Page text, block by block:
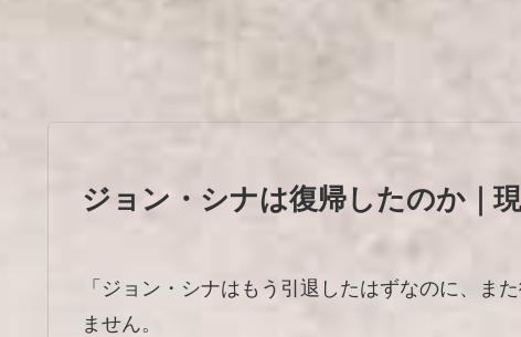
ジョン・シナは復帰したのか｜
「ジョン・シナはもう引退したはずなのに、ま
ません。